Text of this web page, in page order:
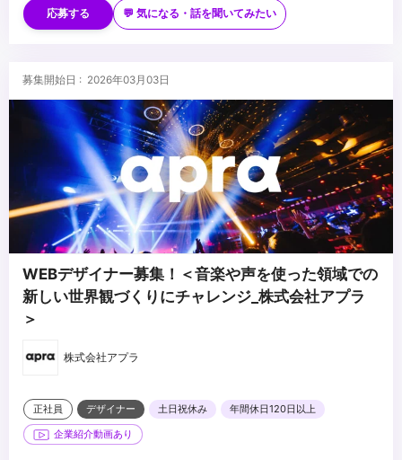
・Microsoft Word／Excel／PowerPointの基本操作
・生成AIに関する広告制作の基礎知識があれば尚可
応募する 💬 気になる・話を聞いてみたい
募集開始日 : 2026年03月03日
WEBデザイナー募集！＜音楽や声を使った領域での
新しい世界観づくりにチャレンジ_株式会社アプラ
＞
株式会社アプラ
正社員 デザイナー 土日祝休み
年間休日120日以上
企業紹介動画あり